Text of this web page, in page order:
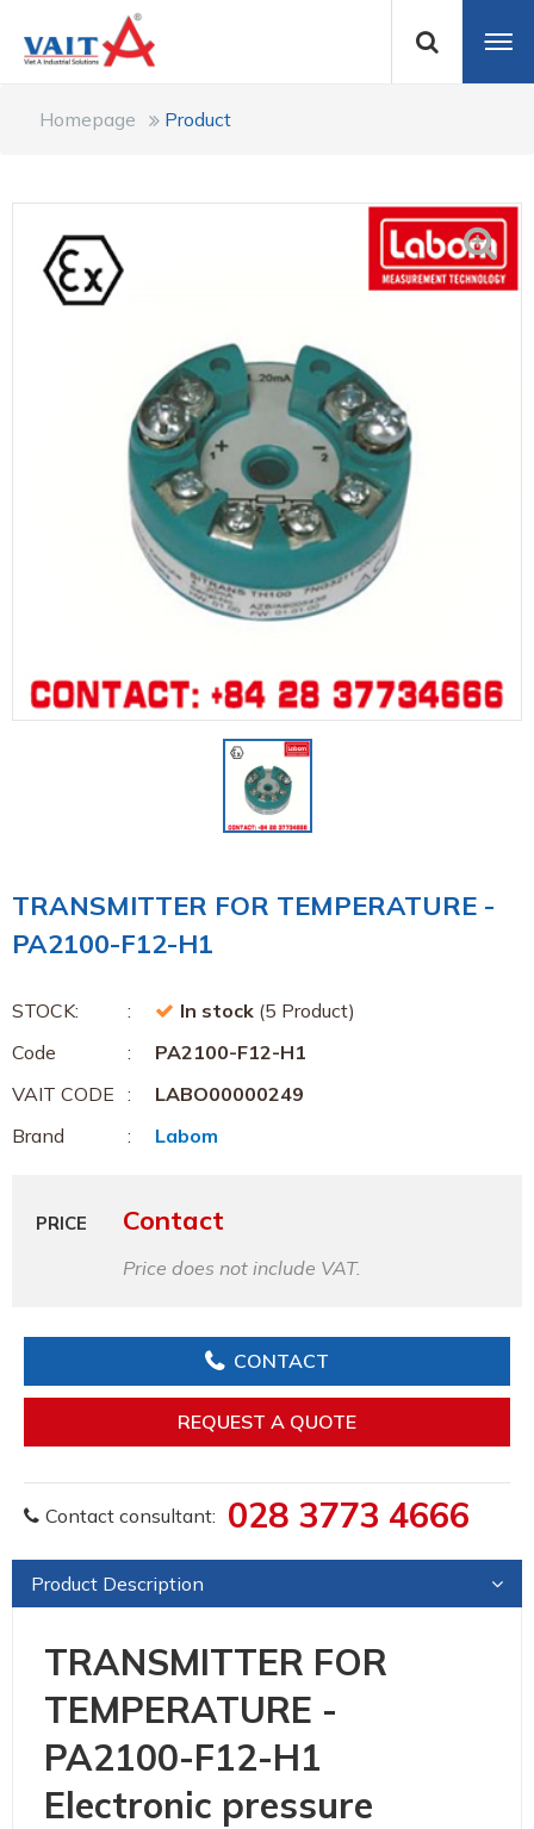
Homepage Product
TRANSMITTER FOR TEMPERATURE -
PA2100-F12-H1
STOCK: In stock (5 Product)
Code
PA2100-F12-H1
VAIT CODE
LABO00000249
Brand
Labom
PRICE Contact
Price does not include VAT.
CONTACT
REQUEST A QUOTE
Contact consultant: 028 3773 4666
Product Description
TRANSMITTER FOR
TEMPERATURE -
PA2100-F12-H1
Electronic pressure